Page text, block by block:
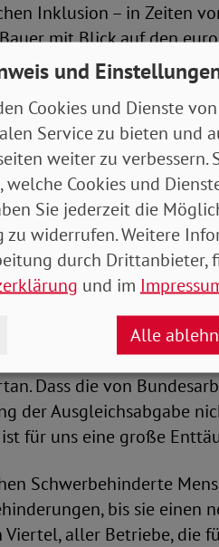
Inklusion – in Zeiten
mit Blick auf den
mit Behinderungen
der 1. Bundesvorsitzende
die Belange von Kindern
Politik endlich ernst
gezeigt, wie wichtig
geben. Vor allem hoffe ich
Ende beim Thema
schon vor Corona nur
politisches Signal.“
am Arbeitsleben
„Leider hat die
Dass die von
der Ausgleichsabgabe
für uns eine große
Schwerbehinderte
bis sie einen
Viertel, aller Betriebe, die
und
Cookies und Dienste
Service zu bieten und
weiter zu verbessern.
welche Cookies und
Sie jederzeit die
widerrufen. Weitere
durch Drittanbieter,
und im
Alle